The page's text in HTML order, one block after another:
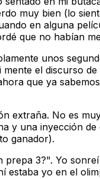
muy bien (lo
en alguna
que no habían
unos
el discurso de
que ya
extraña. No es
y una inyección de
ganador).
prepa 3?". Yo
estaba yo en el